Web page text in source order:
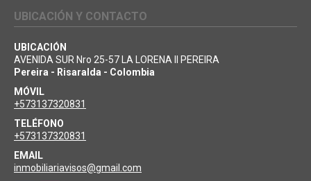
UBICACIÓN Y CONTACTO
UBICACIÓN
AVENIDA SUR Nro 25-57 LA LORENA II PEREIRA
Pereira - Risaralda - Colombia
MÓVIL
+573137320831
TELÉFONO
+573137320831
EMAIL
inmobiliariavisos@gmail.com